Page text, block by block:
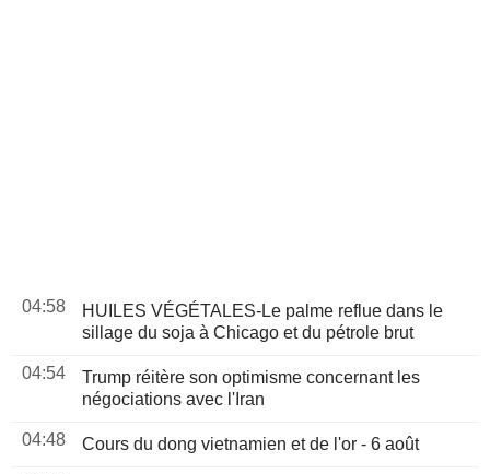
04:58
HUILES VÉGÉTALES-Le palme reflue dans le
sillage du soja à Chicago et du pétrole brut
04:54
Trump réitère son optimisme concernant les
négociations avec l'Iran
04:48 Cours du dong vietnamien et de l'or - 6 août